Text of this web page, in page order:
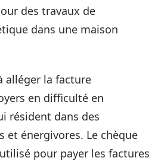
des travaux de
dans une maison
alléger la facture
en difficulté en
résident dans des
et énergivores. Le chèque
pour payer les factures